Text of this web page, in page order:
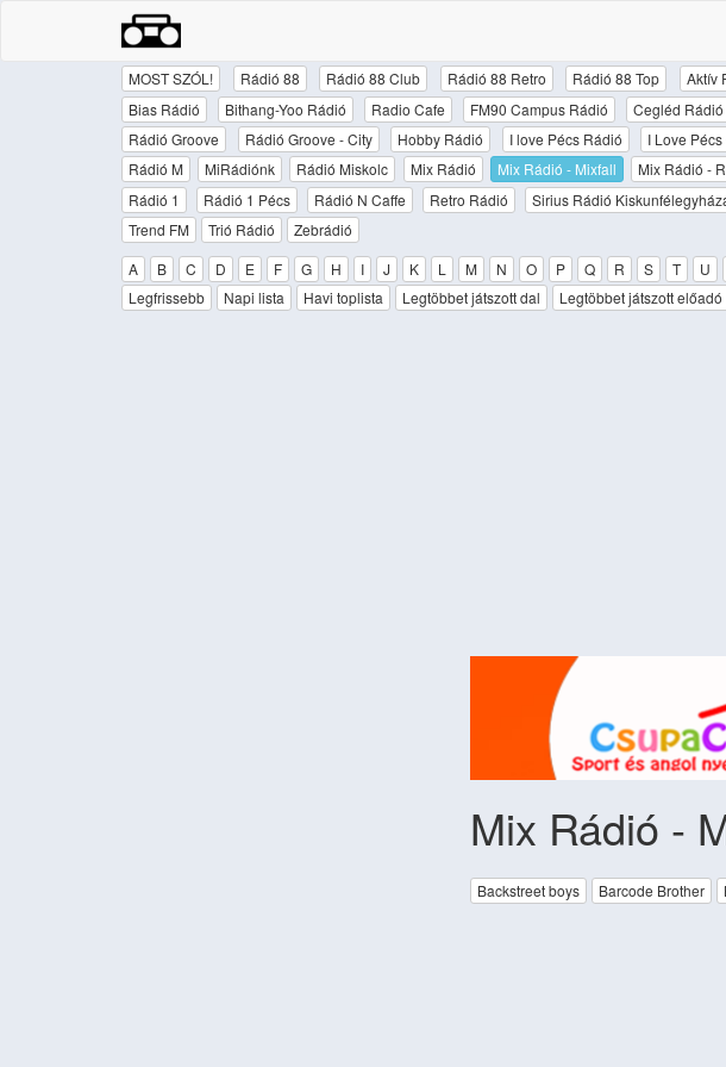
MOST SZÓL! Rádió 88 Rádió 88 Club Rádió 88 Retro Rádió 88 Top Aktív
Bias Rádió
Bithang-Yoo Rádió Radio Cafe FM90 Campus Rádió Cegléd Rádió
Rádió Groove
Rádió Groove - City Hobby Rádió I love Pécs Rádió I Love Pécs
Rádió M
MiRádiónk Rádió Miskolc Mix Rádió Mix Rádió - Mixfall Mix Rádió -
Rádió 1
Rádió 1 Pécs Rádió N Caffe Retro Rádió Sirius Rádió
Trend FM
Trió Rádió
Zebrádió
A
B C D E F G H I J K L M N O P Q R S T U
Legfrissebb
Napi lista Havi toplista Legtöbbet játszott dal Legtöbbet játszott előadó
Mix Rádió -
Backstreet boys Barcode Brother